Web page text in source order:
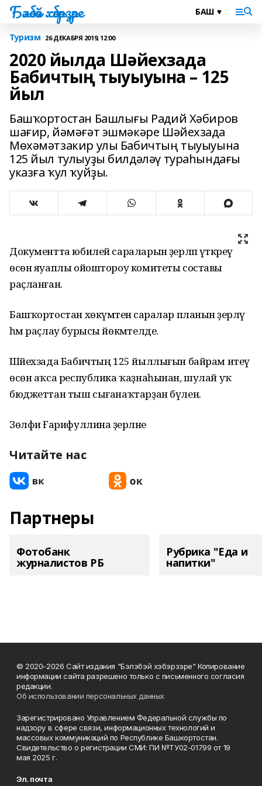
Бәләбәй хәбәрҙәре
Туризм 26 ДЕКАБРЯ 2019, 12:00
2020 йылда Шәйехзада
Бабичтың тыуыуына – 125
йыл
Башҡортостан Башлығы Радий Хәбиров
шағир, йәмәғәт эшмәкәре Шәйехзада
Мөхәмәтзакир улы Бабичтың тыуыуына
125 йыл тулыуҙы билдәләү тураһындағы
указға ҡул ҡуйҙы.
Документта юбилей сараларын әҙерләп үткәреү
өсөн яуаплы ойоштороу комитеты составы
раҫланған.
Башҡортостан хөкүмәтенә саралар планын әҙерләү
һәм раҫлау бурысы йөкмәтелде.
Шәйехзада Бабичтың 125 йыллығын байрам итеү
өсөн аҡса республика ҡаҙнаһынан, шулай уҡ
бюджеттан тыш сығанаҡтарҙан бүленә.
Зөлфиә Ғарифуллина әҙерләне
Читайте нас
Партнеры
Фотобанк
журналистов РБ
Рубрика "Еда и
напитки"
© 2020-2026 Сайт издания "Бэлэбэй хэбэрзэре" Копирование
информации сайта разрешено только с письменного согласия
редакции.
Об использовании персональных данных
Зарегистрировано Управлением Федеральной службы по
надзору в сфере связи, информационных технологий и
массовых коммуникаций по Республике Башкортостан.
Свидетельство о регистрации СМИ: ПИ №ТУ02-01799 от 19
мая 2025 г.
Эл. почта